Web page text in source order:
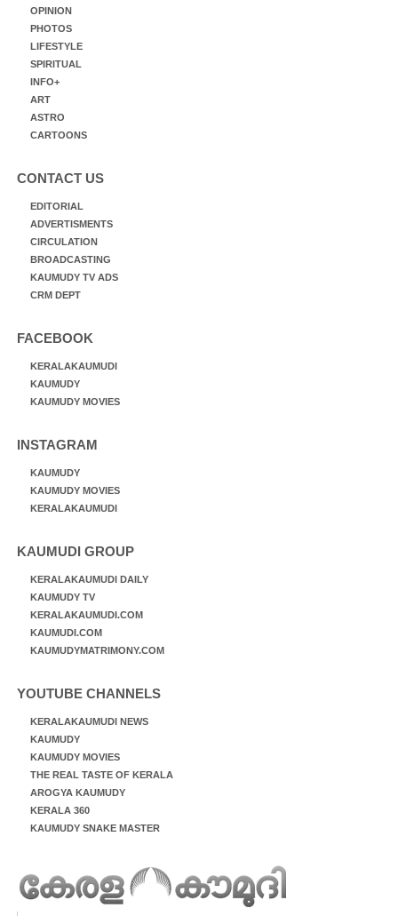
OPINION
PHOTOS
LIFESTYLE
SPIRITUAL
INFO+
ART
ASTRO
CARTOONS
CONTACT US
EDITORIAL
ADVERTISMENTS
CIRCULATION
BROADCASTING
KAUMUDY TV ADS
CRM DEPT
FACEBOOK
KERALAKAUMUDI
KAUMUDY
KAUMUDY MOVIES
INSTAGRAM
KAUMUDY
KAUMUDY MOVIES
KERALAKAUMUDI
KAUMUDI GROUP
KERALAKAUMUDI DAILY
KAUMUDY TV
KERALAKAUMUDI.COM
KAUMUDI.COM
KAUMUDYMATRIMONY.COM
YOUTUBE CHANNELS
KERALAKAUMUDI NEWS
KAUMUDY
KAUMUDY MOVIES
THE REAL TASTE OF KERALA
AROGYA KAUMUDY
KERALA 360
KAUMUDY SNAKE MASTER